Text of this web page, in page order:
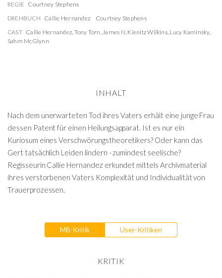
REGIE Courtney Stephens
DREHBUCH Callie Hernandez
Courtney Stephens
CAST Callie Hernandez, Tony Torn,James N. Kienitz Wilkins, Lucy Kaminsky,
Sahm McGlynn
INHALT
Nach dem unerwarteten Tod ihres Vaters erhält eine junge Frau
dessen Patent für einen Heilungsapparat. Ist es nur ein
Kuriosum eines Verschwörungstheoretikers? Oder kann das
Gert tatsächlich Leiden lindern - zumindest seelische?
Regisseurin Callie Hernandez erkundet mittels Archivmaterial
ihres verstorbenen Vaters Komplexität und Individualität von
Trauerprozessen.
MB-Kritik User-Kritiken
KRITIK